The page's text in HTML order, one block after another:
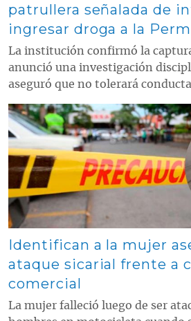
patrullera señalada de
ingresar droga a la
La institución confirmó la
anunció una investigación
aseguró que no tolerará
Contenido multimedia principal
Identifican a la mujer
ataque sicarial frente a
comercial
La mujer falleció luego de ser